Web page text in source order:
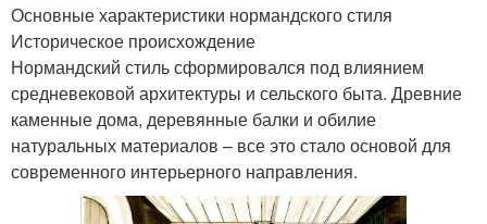
Основные характеристики нормандского стиля
Историческое происхождение
Нормандский стиль сформировался под влиянием
средневековой архитектуры и сельского быта. Древние
каменные дома, деревянные балки и обилие
натуральных материалов – все это стало основой для
современного интерьерного направления.